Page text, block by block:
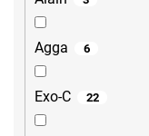
Agga 6
Exo-C 22